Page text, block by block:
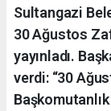
Sultangazi
30 Ağustos
yayınladı.
verdi: “30